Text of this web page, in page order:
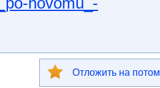
Отложить на потом